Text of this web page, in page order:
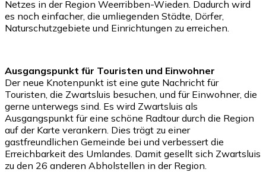
Netzes in der Region Weerribben-Wieden. Dadurch wird
es noch einfacher, die umliegenden Städte, Dörfer,
Naturschutzgebiete und Einrichtungen zu erreichen.
Ausgangspunkt für Touristen und Einwohner
Der neue Knotenpunkt ist eine gute Nachricht für
Touristen, die Zwartsluis besuchen, und für Einwohner, die
gerne unterwegs sind. Es wird Zwartsluis als
Ausgangspunkt für eine schöne Radtour durch die Region
auf der Karte verankern. Dies trägt zu einer
gastfreundlichen Gemeinde bei und verbessert die
Erreichbarkeit des Umlandes. Damit gesellt sich Zwartsluis
zu den 26 anderen Abholstellen in der Region.